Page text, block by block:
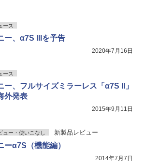
ース
ー、α7S IIIを予告
2020年7月16日
ース
ー、フルサイズミラーレス「α7S II」
外発表
2015年9月11日
ュー・使いこなし 新製品レビュー
ーα7S（機能編）
2014年7月7日